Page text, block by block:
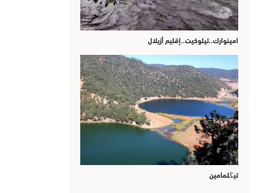
امينوارك..تيلوكيت..إقليم أزيلال
تيڭلمامين